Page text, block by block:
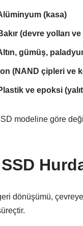
(kasa)
(devre yolları
gümüş,
(NAND çipleri ve
ve epoksi
modeline göre
dönüşümü,